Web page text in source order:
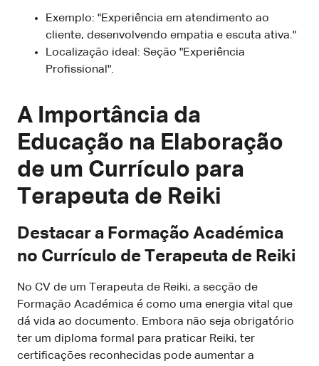
Exemplo: "Experiência em atendimento ao
cliente, desenvolvendo empatia e escuta ativa."
Localização ideal: Seção "Experiência
Profissional".
A Importância da
Educação na Elaboração
de um Currículo para
Terapeuta de Reiki
Destacar a Formação Académica
no Currículo de Terapeuta de Reiki
No CV de um Terapeuta de Reiki, a secção de
Formação Académica é como uma energia vital que
dá vida ao documento. Embora não seja obrigatório
ter um diploma formal para praticar Reiki, ter
certificações reconhecidas pode aumentar a